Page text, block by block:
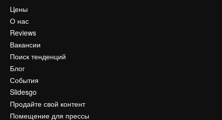
Цены
О нас
Reviews
Вакансии
Поиск тенденций
Блог
События
Slidesgo
Продайте свой контент
Помещение для прессы